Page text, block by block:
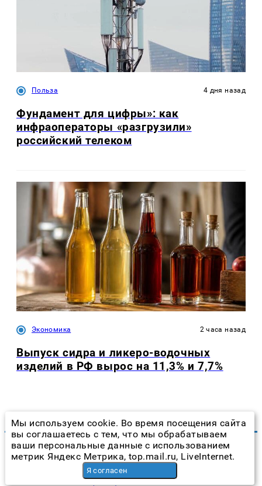
Польза 4 дня назад
Фундамент для цифры»: как
инфраоператоры «разгрузили»
российский телеком
Экономика 2 часа назад
Выпуск сидра и ликеро-водочных
изделий в РФ вырос на 11,3% и 7,7%
Размещение рекламы
Мы используем cookie. Во время посещения сайта
вы соглашаетесь с тем, что мы обрабатываем
ваши персональные данные с использованием
метрик Яндекс Метрика, top.mail.ru, LiveInternet.
Я согласен